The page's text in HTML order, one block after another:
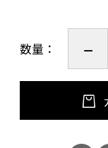
い朱雀」と「
す。
麺はつけ麺で
ご自宅で『
さい!
数量：